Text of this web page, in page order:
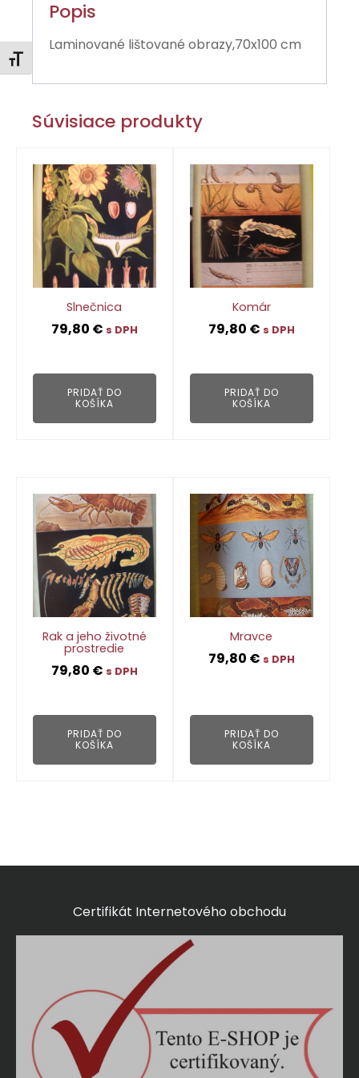
Zmeniť veľkosť písma
Popis
Laminované lištované obrazy,70x100 cm
Súvisiace produkty
Slnečnica
79,80 € s DPH
PRIDAŤ DO
KOŠÍKA
Komár
79,80 € s DPH
PRIDAŤ DO
KOŠÍKA
Rak a jeho životné
prostredie
79,80 € s DPH
PRIDAŤ DO
KOŠÍKA
Mravce
79,80 € s DPH
PRIDAŤ DO
KOŠÍKA
Certifikát Internetového obchodu